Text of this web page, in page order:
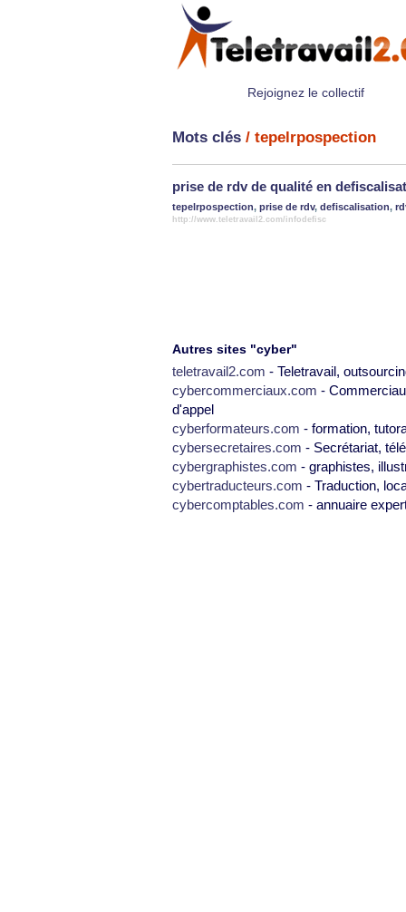
Rejoignez le collectif
Mots clés / tepelrpospection
prise de rdv de qualité en
tepelrpospection, prise de rdv, defiscalisation,
http://www.teletravail2.com/infodefisc
Autres sites "cyber"
teletravail2.com - Teletravail,
cybercommerciaux.com -
d'appel
cyberformateurs.com - formation,
cybersecretaires.com - Secrétariat,
cybergraphistes.com - graphistes,
cybertraducteurs.com - Traduction,
cybercomptables.com - annuaire